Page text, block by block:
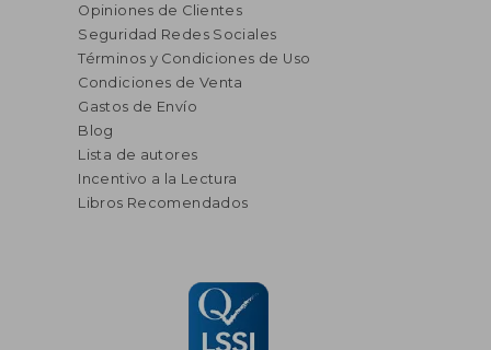
Opiniones de Clientes
Seguridad Redes Sociales
Términos y Condiciones de Uso
Condiciones de Venta
Gastos de Envío
Blog
Lista de autores
Incentivo a la Lectura
Libros Recomendados